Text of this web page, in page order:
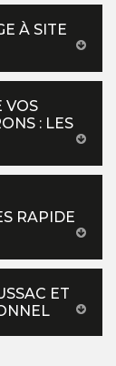
À SITE
VOS
: LES
RAPIDE
ET